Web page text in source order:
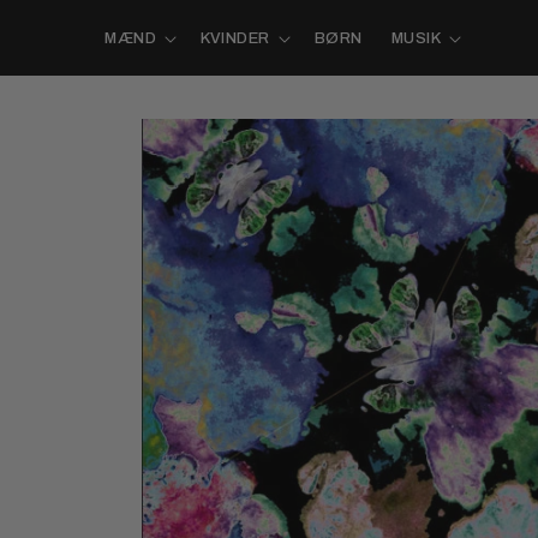
MÆND KVINDER BØRN MUSIK
Gå til
produktoplysninger